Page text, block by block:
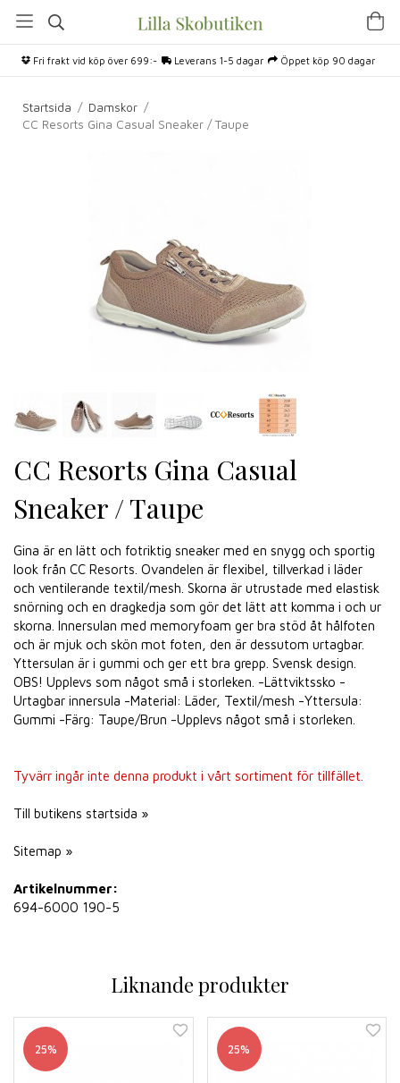
Fri frakt vid köp över 699:- Leverans 1-5 dagar Öppet köp 90 dagar
Startsida / Damskor /
CC Resorts Gina Casual Sneaker / Taupe
CC Resorts Gina Casual
Sneaker / Taupe
Gina är en lätt och fotriktig sneaker med en snygg och sportig
look från CC Resorts. Ovandelen är flexibel, tillverkad i läder
och ventilerande textil/mesh. Skorna är utrustade med elastisk
snörning och en dragkedja som gör det lätt att komma i och ur
skorna. Innersulan med memoryfoam ger bra stöd åt hålfoten
och är mjuk och skön mot foten, den är dessutom urtagbar.
Yttersulan är i gummi och ger ett bra grepp. Svensk design.
OBS! Upplevs som något små i storleken. -Lättviktssko -
Urtagbar innersula -Material: Läder, Textil/mesh -Yttersula:
Gummi -Färg: Taupe/Brun -Upplevs något små i storleken.
Tyvärr ingår inte denna produkt i vårt sortiment för tillfället.
Till butikens startsida »
Sitemap »
Artikelnummer:
694-6000 190-5
Liknande produkter
25% 25%